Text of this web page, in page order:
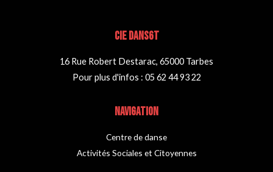
CIE DANS6T
16 Rue Robert Destarac, 65000 Tarbes
Pour plus d'infos : 05 62 44 93 22
NAVIGATION
Centre de danse
Activités Sociales et Citoyennes